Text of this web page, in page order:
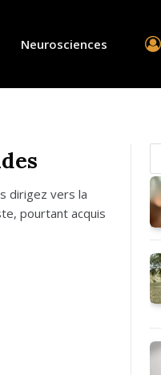
Neurosciences
diri­gez vers la
pour­tant acquis